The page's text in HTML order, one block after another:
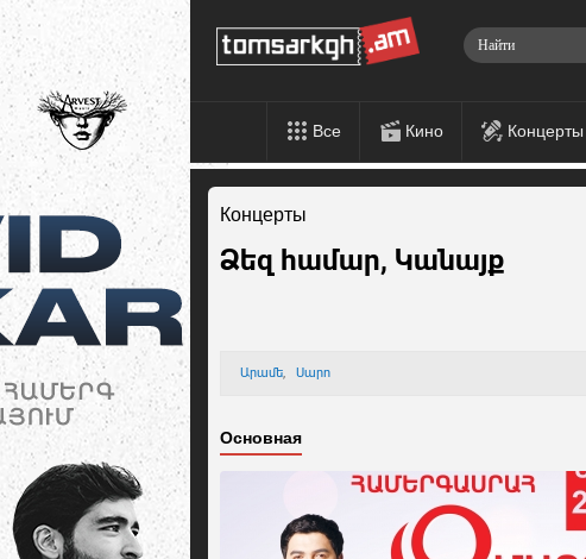
Все Кино Концерты
Концерты
Ձեզ համար, Կանայք
Արամե, Սարո
Основная